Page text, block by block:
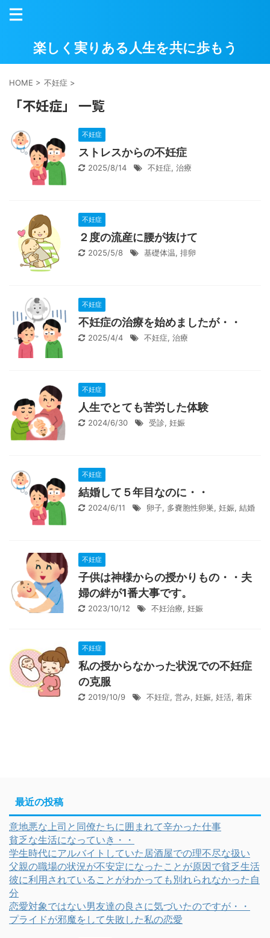
楽しく実りある人生を共に歩もう
HOME > 不妊症 >
「不妊症」 一覧
不妊症
ストレスからの不妊症
2025/8/14 不妊症, 治療
不妊症
２度の流産に腰が抜けて
2025/5/8 基礎体温, 排卵
不妊症
不妊症の治療を始めましたが・・
2025/4/4 不妊症, 治療
不妊症
人生でとても苦労した体験
2024/6/30 受診, 妊娠
不妊症
結婚して５年目なのに・・
2024/6/11 卵子, 多嚢胞性卵巣, 妊娠, 結婚
不妊症
子供は神様からの授かりもの・・夫
婦の絆が1番大事です。
2023/10/12 不妊治療, 妊娠
不妊症
私の授からなかった状況での不妊症
の克服
2019/10/9 不妊症, 営み, 妊娠, 妊活, 着床
最近の投稿
意地悪な上司と同僚たちに囲まれて辛かった仕事
貧乏な生活になっていき・・
学生時代にアルバイトしていた居酒屋での理不尽な扱い
父親の職場の状況が不安定になったことが原因で貧乏生活
彼に利用されていることがわかっても別れられなかった自
分
恋愛対象ではない男友達の良さに気づいたのですが・・
プライドが邪魔をして失敗した私の恋愛